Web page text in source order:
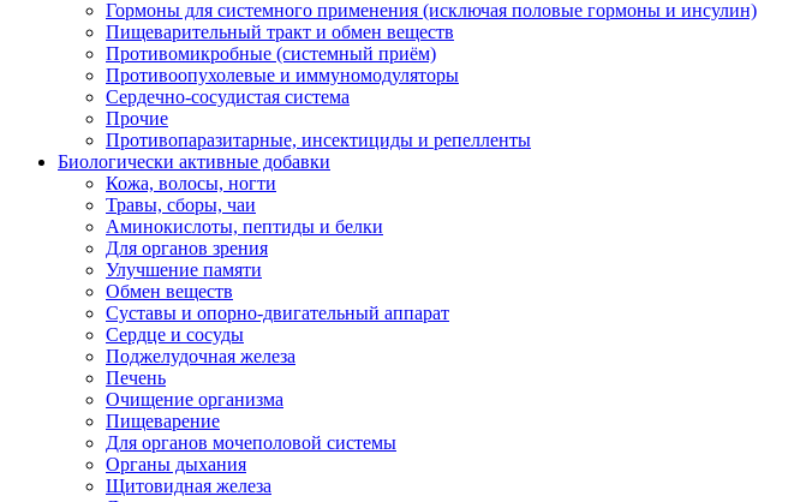
Гормоны для системного применения (исключая половые гормоны и инсулин)
Пищеварительный тракт и обмен веществ
Противомикробные (системный приём)
Противоопухолевые и иммуномодуляторы
Сердечно-сосудистая система
Прочие
Противопаразитарные, инсектициды и репелленты
Биологически активные добавки
Кожа, волосы, ногти
Травы, сборы, чаи
Аминокислоты, пептиды и белки
Для органов зрения
Улучшение памяти
Обмен веществ
Суставы и опорно-двигательный аппарат
Сердце и сосуды
Поджелудочная железа
Печень
Очищение организма
Пищеварение
Для органов мочеполовой системы
Органы дыхания
Щитовидная железа